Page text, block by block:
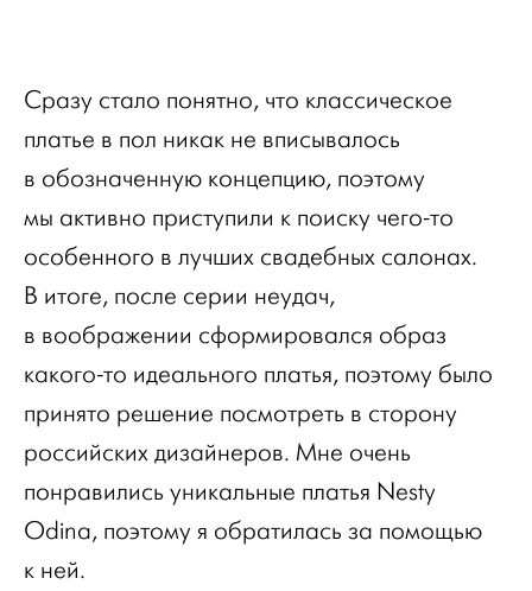
Сразу стало понятно, что классическое
платье в пол никак не вписывалось
в обозначенную концепцию, поэтому
мы активно приступили к поиску чего-то
особенного в лучших свадебных салонах.
В итоге, после серии неудач,
в воображении сформировался образ
какого-то идеального платья, поэтому было
принято решение посмотреть в сторону
российских дизайнеров. Мне очень
понравились уникальные платья Nesty
Odina, поэтому я обратилась за помощью
к ней.